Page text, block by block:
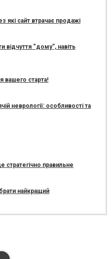
які сайт втрачає продажі
відчуття “дому”, навіть
вашего старта!
неврології: особливості та
стратегічно правильне
найкращий